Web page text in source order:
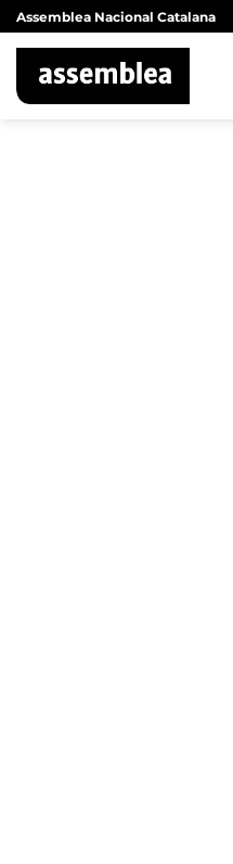
Skip
to
content
Assemblea Nacional Catalana